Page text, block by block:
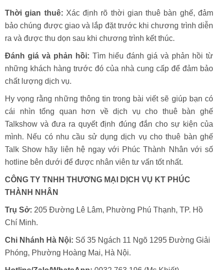
Thời gian thuê: Xác định rõ thời gian thuê bàn ghế, đảm
bảo chúng được giao và lắp đặt trước khi chương trình diễn
ra và được thu dọn sau khi chương trình kết thúc.
Đánh giá và phản hồi: Tìm hiểu đánh giá và phản hồi từ
những khách hàng trước đó của nhà cung cấp để đảm bảo
chất lượng dịch vụ.
Hy vọng rằng những thông tin trong bài viết sẽ giúp bạn có
cái nhìn tổng quan hơn về dịch vụ cho thuê bàn ghế
Talkshow và đưa ra quyết định đúng đắn cho sự kiện của
mình. Nếu có nhu cầu sử dụng dịch vụ cho thuê bàn ghế
Talk Show hãy liên hệ ngay với Phúc Thành Nhân với số
hotline bên dưới để được nhân viên tư vấn tốt nhất.
CÔNG TY TNHH THƯƠNG MẠI DỊCH VỤ KT PHÚC
THÀNH NHÂN
Trụ Sở: 205 Đường Lê Lâm, Phường Phú Thạnh, TP. Hồ
Chí Minh.
Chi Nhánh Hà Nội: Số 35 Ngách 11 Ngõ 1295 Đường Giải
Phóng, Phường Hoàng Mai, Hà Nội.